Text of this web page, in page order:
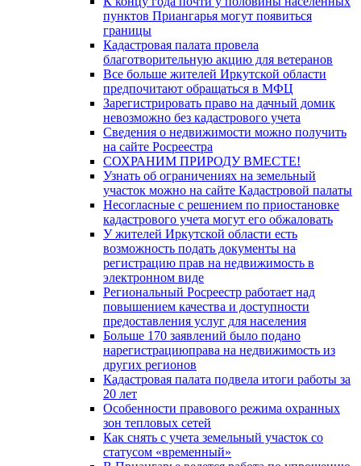
пунктов Приангарья могут появиться
границы
Кадастровая палата провела
благотворительную акцию для ветеранов
Все больше жителей Иркутской области
предпочитают обращаться в МФЦ
Зарегистрировать право на дачный домик
невозможно без кадастрового учета
Сведения о недвижимости можно получить
на сайте Росреестра
СОХРАНИМ ПРИРОДУ ВМЕСТЕ!
Узнать об ограничениях на земельный
участок можно на сайте Кадастровой палаты
Несогласные с решением по приостановке
кадастрового учета могут его обжаловать
У жителей Иркутской области есть
возможность подать документы на
регистрацию прав на недвижимость в
электронном виде
Региональный Росреестр работает над
повышением качества и доступности
предоставления услуг для населения
Больше 170 заявлений было подано
нарегистрациюправа на недвижимость из
других регионов
Кадастровая палата подвела итоги работы за
20 лет
Особенности правового режима охранных
зон тепловых сетей
Как снять с учета земельный участок со
статусом «временный»